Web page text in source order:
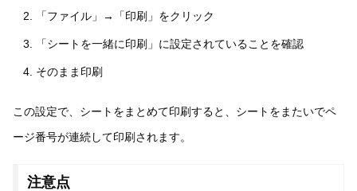
「ファイル」→「印刷」をクリック
「シートを一緒に印刷」に設定されていることを確認
そのまま印刷
この設定で、シートをまとめて印刷すると、シートをまたいでペ
ージ番号が連続して印刷されます。
注意点